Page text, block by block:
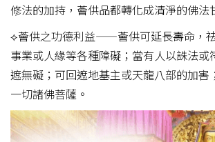
修法的加持，薈供品都轉化成清淨的佛法
⟡薈供之功德利益——薈供可延長壽命，
事業或人緣等各種障礙；當有人以誅法或
遮無礙；可回遮地基主或天龍八部的加害
一切諸佛菩薩。